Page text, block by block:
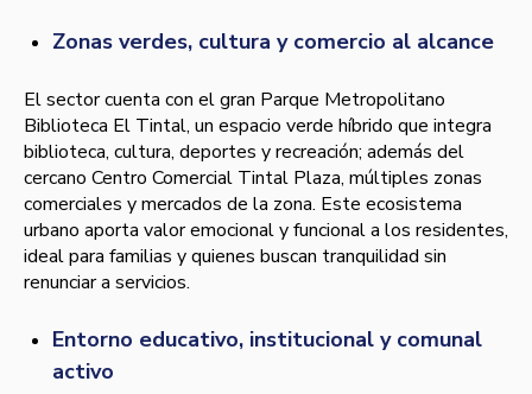
Zonas verdes, cultura y comercio al alcance
El sector cuenta con el gran Parque Metropolitano
Biblioteca El Tintal, un espacio verde híbrido que integra
biblioteca, cultura, deportes y recreación; además del
cercano Centro Comercial Tintal Plaza, múltiples zonas
comerciales y mercados de la zona. Este ecosistema
urbano aporta valor emocional y funcional a los residentes,
ideal para familias y quienes buscan tranquilidad sin
renunciar a servicios.
Entorno educativo, institucional y comunal
activo